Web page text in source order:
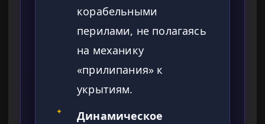
корабельными
перилами, не полагаясь
на механику
«прилипания» к
укрытиям.
✦
Динамическое